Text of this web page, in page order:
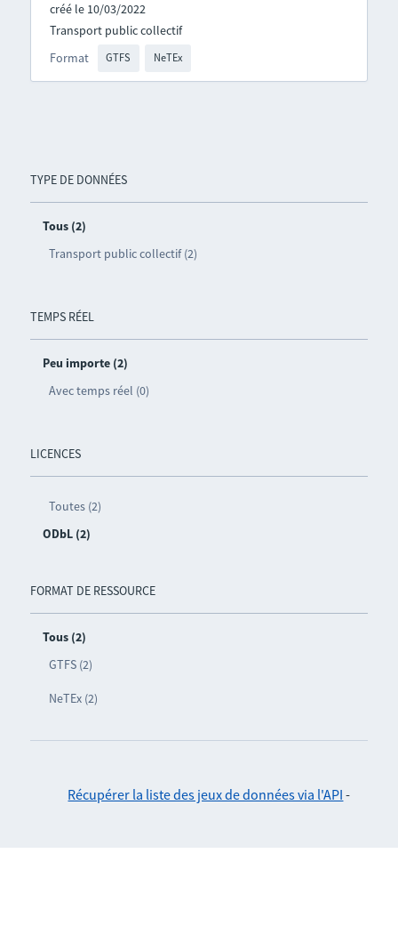
TYPE DE DONNÉES
Tous (2)
Transport public collectif (2)
TEMPS RÉEL
Peu importe (2)
Avec temps réel (0)
LICENCES
Toutes (2)
ODbL (2)
FORMAT DE RESSOURCE
Tous (2)
GTFS (2)
NeTEx (2)
créé le 10/03/2022
Format GTFS NeTEx
Transport public collectif
Récupérer la liste des jeux de données via l'API -